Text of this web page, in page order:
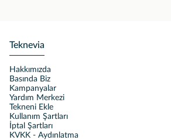
Teknevia
Hakkımızda
Basında Biz
Kampanyalar
Yardım Merkezi
Tekneni Ekle
Kullanım Şartları
İptal Şartları
KVKK - Aydınlatma